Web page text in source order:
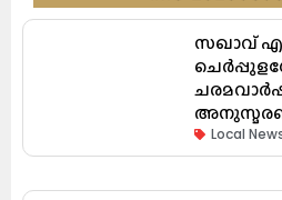
സഖാവ്
Local